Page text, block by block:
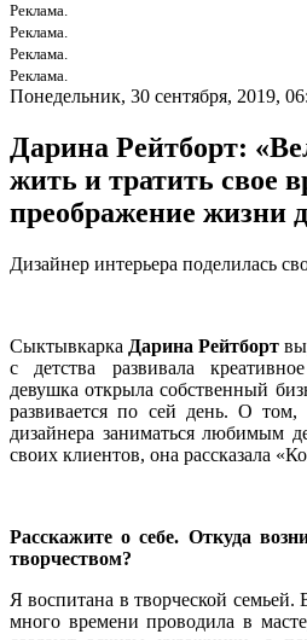
Реклама.
Реклама.
Реклама.
Реклама.
Понедельник, 30 сентября, 2019,
Дарина Рейтборт:
жить и тратить свое
преображение жизни
Дизайнер интерьера поделилась
Сыктывкарка Дарина Рейтборт
с детства развивала
девушка открыла собственный
развивается по сей день. О том,
дизайнера заниматься любимым
своих клиентов, она рассказала
Расскажите о себе. Откуда
творчеством?
Я воспитана в творческой семьей.
много времени проводила в